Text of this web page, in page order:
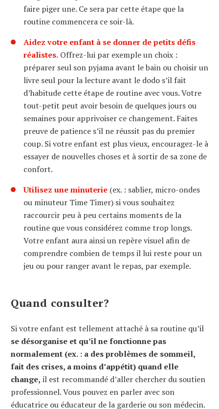
faire piger une. Ce sera par cette étape que la
routine commencera ce soir-là.
Aidez votre enfant à se donner de petits défis
réalistes. Offrez-lui par exemple un choix :
préparer seul son pyjama avant le bain ou choisir un
livre seul pour la lecture avant le dodo s’il fait
d’habitude cette étape de routine avec vous. Votre
tout-petit peut avoir besoin de quelques jours ou
semaines pour apprivoiser ce changement. Faites
preuve de patience s’il ne réussit pas du premier
coup. Si votre enfant est plus vieux, encouragez-le à
essayer de nouvelles choses et à sortir de sa zone de
confort.
Utilisez une minuterie (ex. : sablier, micro-ondes
ou minuteur Time Timer) si vous souhaitez
raccourcir peu à peu certains moments de la
routine que vous considérez comme trop longs.
Votre enfant aura ainsi un repère visuel afin de
comprendre combien de temps il lui reste pour un
jeu ou pour ranger avant le repas, par exemple.
Quand consulter?
Si votre enfant est tellement attaché à sa routine qu’il
se désorganise et qu’il ne fonctionne pas
normalement (ex. : a des problèmes de sommeil,
fait des crises, a moins d’appétit) quand elle
change, il est recommandé d’aller chercher du soutien
professionnel. Vous pouvez en parler avec son
éducatrice ou éducateur de la garderie ou son médecin.